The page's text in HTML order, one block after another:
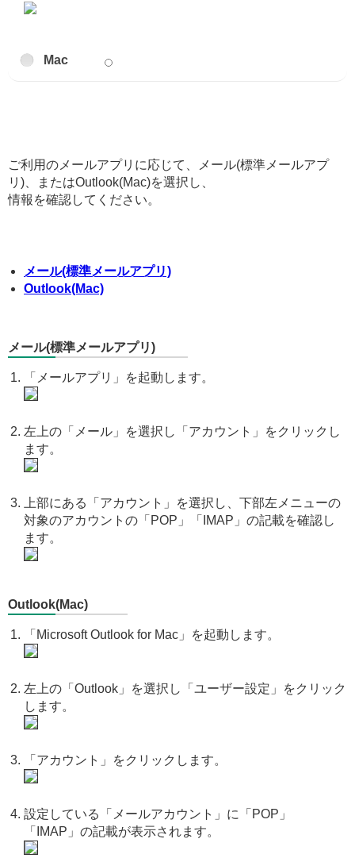
Mac
ご利用のメールアプリに応じて、メール(標準メールアプ
リ)、またはOutlook(Mac)を選択し、
情報を確認してください。
メール(標準メールアプリ)
Outlook(Mac)
メール(標準メールアプリ)
「メールアプリ」を起動します。
左上の「メール」を選択し「アカウント」をクリックし
ます。
上部にある「アカウント」を選択し、下部左メニューの
対象のアカウントの「POP」「IMAP」の記載を確認し
ます。
Outlook(Mac)
「Microsoft Outlook for Mac」を起動します。
左上の「Outlook」を選択し「ユーザー設定」をクリック
します。
「アカウント」をクリックします。
設定している「メールアカウント」に「POP」
「IMAP」の記載が表示されます。